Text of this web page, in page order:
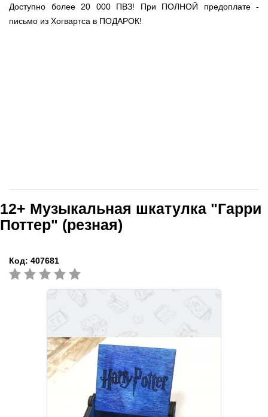
Вселенная DC
Доступно более 20 000 ПВЗ! При ПОЛНОЙ предоплате -
письмо из Хогвартса в ПОДАРОК!
Код: 407681
12+ Музыкальная шкатулка "Гарри
Поттер" (резная)